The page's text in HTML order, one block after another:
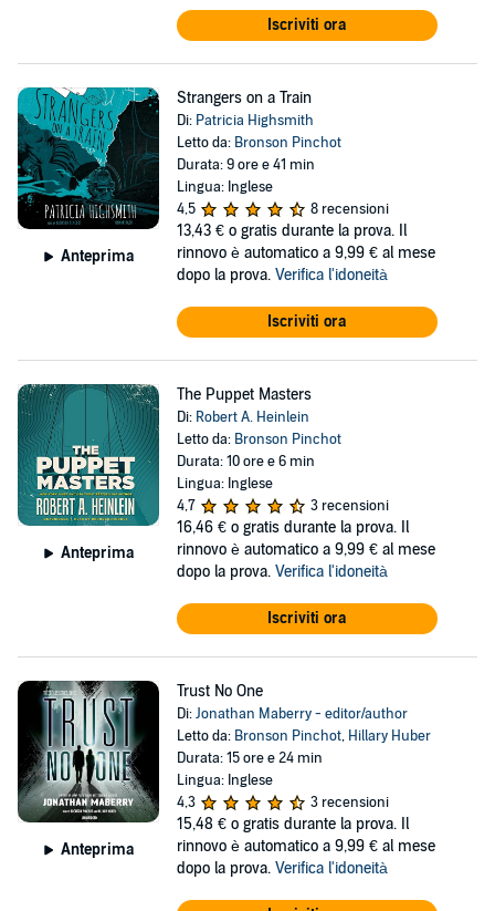
Iscriviti ora
Anteprima
Strangers on a Train
Di: Patricia Highsmith
Letto da: Bronson Pinchot
Durata: 9 ore e 41 min
Lingua: Inglese
4,5
8 recensioni
13,43 € o gratis durante la prova. Il
rinnovo è automatico a 9,99 € al mese
dopo la prova. Verifica l'idoneità
Iscriviti ora
Anteprima
The Puppet Masters
Di: Robert A. Heinlein
Letto da: Bronson Pinchot
Durata: 10 ore e 6 min
Lingua: Inglese
4,7
3 recensioni
16,46 € o gratis durante la prova. Il
rinnovo è automatico a 9,99 € al mese
dopo la prova. Verifica l'idoneità
Iscriviti ora
Anteprima
Trust No One
Di:Jonathan Maberry - editor/author
Letto da: Bronson Pinchot, Hillary Huber
Durata: 15 ore e 24 min
Lingua: Inglese
4,3
3 recensioni
15,48 € o gratis durante la prova. Il
rinnovo è automatico a 9,99 € al mese
dopo la prova. Verifica l'idoneità